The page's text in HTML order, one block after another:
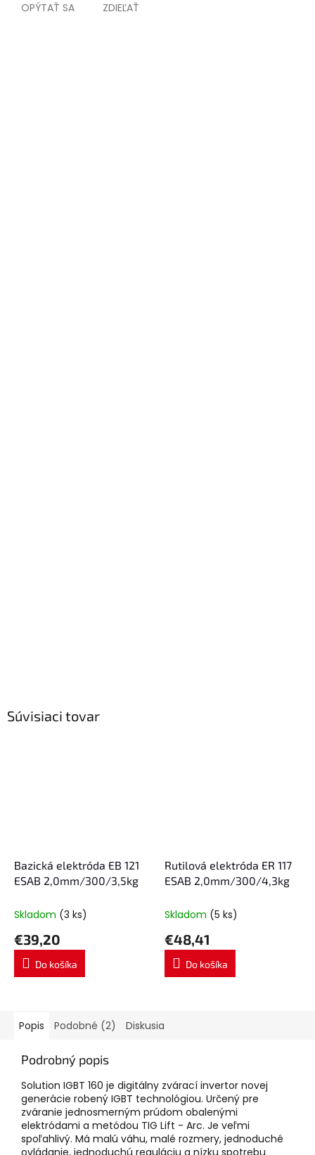
OPÝTAŤ SA ZDIEĽAŤ
Súvisiaci tovar
Bazická elektróda EB 121
ESAB 2,0mm/300/3,5kg
Skladom (3 ks)
€39,20
Do košíka
Rutilová elektróda ER 117
ESAB 2,0mm/300/4,3kg
Skladom (5 ks)
€48,41
Do košíka
Popis Podobné (2) Diskusia
Podrobný popis
Solution IGBT 160 je digitálny zvárací invertor novej
generácie robený IGBT technológiou. Určený pre
zváranie jednosmerným prúdom obalenými
elektródami a metódou TIG Lift - Arc. Je veľmi
spoľahlivý. Má malú váhu, malé rozmery, jednoduché